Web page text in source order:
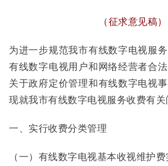
（征求意见稿）
为进一步规范我市有线数字电视服
有线数字电视用户和网络经营者合
关于政府定价管理和有线数字电视
现就我市有线数字电视服务收费有关
一、实行收费分类管理
（一）有线数字电视基本收视维护费